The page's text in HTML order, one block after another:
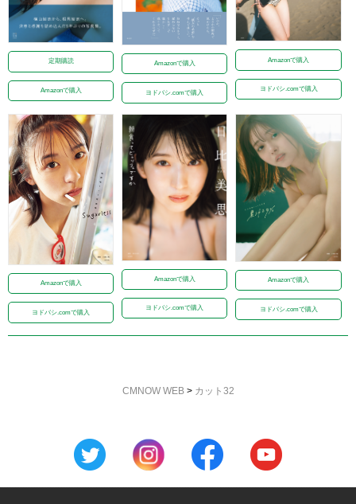
定期購読
Amazonで購入
Amazonで購入
ヨドバシ.comで購入
Amazonで購入
ヨドバシ.comで購入
Amazonで購入
ヨドバシ.comで購入
Amazonで購入
ヨドバシ.comで購入
Amazonで購入
ヨドバシ.comで購入
CMNOW WEB> カット32